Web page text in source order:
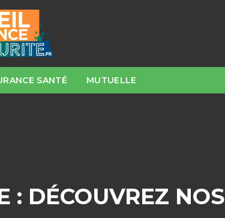
SANTÉ MUTUELLE
: DÉCOUVREZ NOS